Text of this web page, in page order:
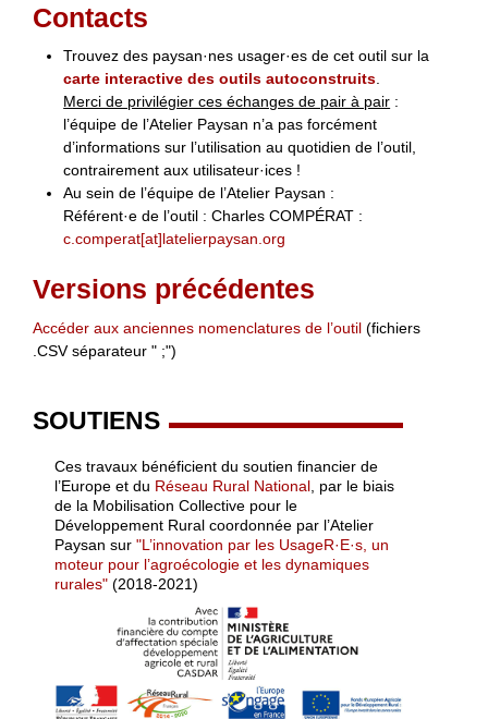
Contacts
Trouvez des paysan·nes usager·es de cet outil sur la
carte interactive des outils autoconstruits.
Merci de privilégier ces échanges de pair à pair :
l’équipe de l’Atelier Paysan n’a pas forcément
d’informations sur l’utilisation au quotidien de l’outil,
contrairement aux utilisateur·ices !
Au sein de l’équipe de l’Atelier Paysan :
Référent·e de l’outil : Charles COMPÉRAT :
c.comperat[at]latelierpaysan.org
Versions précédentes
Accéder aux anciennes nomenclatures de l’outil (fichiers
.CSV séparateur " ;")
SOUTIENS
Ces travaux bénéficient du soutien financier de
l’Europe et du Réseau Rural National , par le biais
de la Mobilisation Collective pour le
Développement Rural coordonnée par l’Atelier
Paysan sur "L’innovation par les UsageR·E·s, un
moteur pour l’agroécologie et les dynamiques
rurales" (2018-2021)